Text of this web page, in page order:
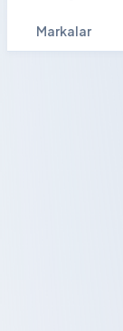
Markalar